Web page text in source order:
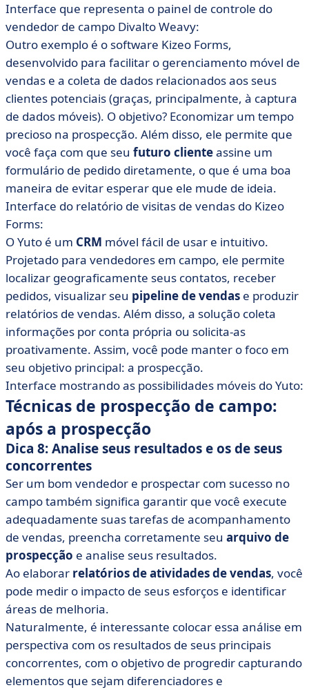
Interface que representa o painel de controle do
vendedor de campo Divalto Weavy:
Outro exemplo é o software Kizeo Forms,
desenvolvido para facilitar o gerenciamento móvel de
vendas e a coleta de dados relacionados aos seus
clientes potenciais (graças, principalmente, à captura
de dados móveis). O objetivo? Economizar um tempo
precioso na prospecção. Além disso, ele permite que
você faça com que seu futuro clienteassine um
formulário de pedido diretamente, o que é uma boa
maneira de evitar esperar que ele mude de ideia.
Interface do relatório de visitas de vendas do Kizeo
Forms:
O Yuto é um CRM móvel fácil de usar e intuitivo.
Projetado para vendedores em campo, ele permite
localizar geograficamente seus contatos, receber
pedidos, visualizar seu pipeline de vendas e produzir
relatórios de vendas. Além disso, a solução coleta
informações por conta própria ou solicita-as
proativamente. Assim, você pode manter o foco em
seu objetivo principal: a prospecção.
Interface mostrando as possibilidades móveis do Yuto:
Técnicas de prospecção de campo:
após a prospecção
Dica 8: Analise seus resultados e os de seus
concorrentes
Ser um bom vendedor e prospectar com sucesso no
campo também significa garantir que você execute
adequadamente suas tarefas de acompanhamento
de vendas, preencha corretamente seu arquivo de
prospecção e analise seus resultados.
Ao elaborar relatórios deatividades de vendas, você
pode medir o impacto de seus esforços e identificar
áreas de melhoria.
Naturalmente, é interessante colocar essa análise em
perspectiva com os resultados de seus principais
concorrentes, com o objetivo de progredir capturando
elementos que sejam diferenciadores e